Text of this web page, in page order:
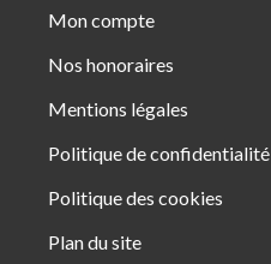
Mon compte
Nos honoraires
Mentions légales
Politique de confidentialité
Politique des cookies
Plan du site